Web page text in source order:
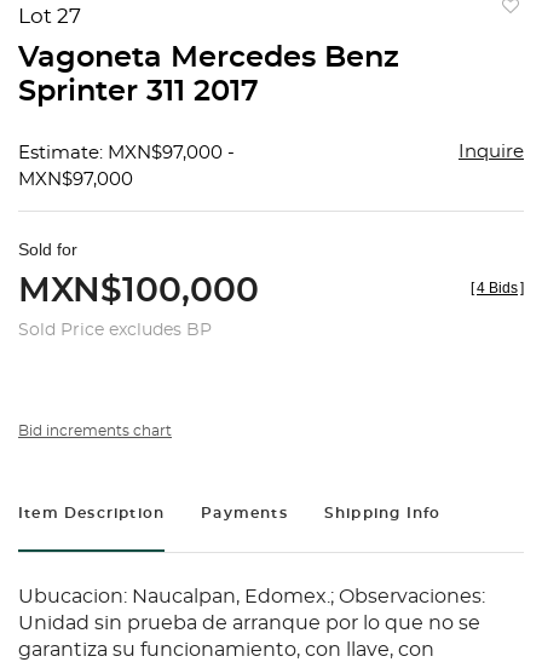
Lot 27
Vagoneta Mercedes Benz
Sprinter 311 2017
Estimate: MXN$97,000 -
MXN$97,000
Inquire
Sold for
MXN$100,000
Sold Price excludes BP
[4 Bids]
Bid increments chart
Item Description Payments Shipping Info
Ubucacion: Naucalpan, Edomex.; Observaciones:
Unidad sin prueba de arranque por lo que no se
garantiza su funcionamiento, con llave, con